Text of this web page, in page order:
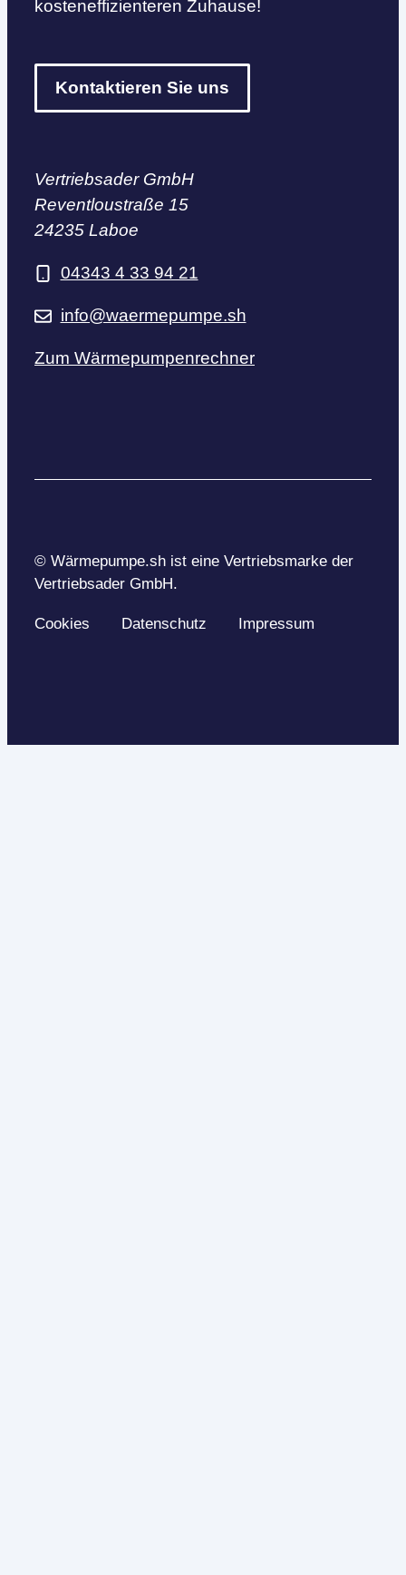
kosteneffizienteren Zuhause!
Kontaktieren Sie uns
Vertriebsader GmbH
Reventloustraße 15
24235 Laboe
04343 4 33 94 21
info@waermepumpe.sh
Zum Wärmepumpenrechner
© Wärmepumpe.sh ist eine Vertriebsmarke der
Vertriebsader GmbH.
Cookies Datenschutz Impressum